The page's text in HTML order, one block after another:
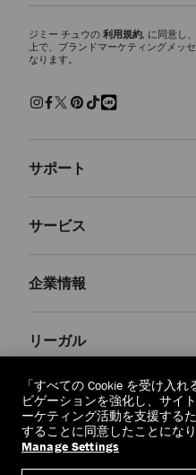
ス
エリオットスリッパ ファミリー
で、ディテールにシグネチャー
現代的なクラフツマンシップを兼
パール、クリスタルで装飾を施し
ルに気取らないフラットシュー
ス
なラグジュアリーを再定義しま
た、クラシックなアンクルブー
実用性と華やかさが調和したデザ
いように仕立
ジミー チュウの 利用規約, に同意し、
上で、ブランドマーケティングメッ
なります。
サポート
よくあるご質問
返品を申請
配送
交換・返品
サービス
Made-to-Order
保証
企業情報
ブランドの歴史
JC World
社会への貢献
私たちの責任
クラフツマンシップ
リーガル
プライバシーポリシー
利用規約
忘れられる権利
個人情報開示請求フォーム
regionselector.country. (€)
「すべての Cookie を受け入
ビゲーションを強化し、サイ
ーケティング活動を支援する
することに同意したことになり
Manage Settings